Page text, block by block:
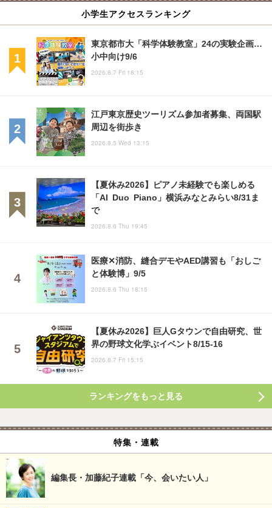
小学生アクセスランキング
東京都市大「科学体験教室」24の実験企画…
小中向け9/6
2026.8.7 Fri 18:15
江戸東京歴史ツーリズム参加者募集、両国駅
周辺を街歩き
2026.8.5 Wed 13:15
【夏休み2026】ピアノ未経験でも楽しめる
「AI Duo Piano」横浜みなとみらい8/31ま
で
2026.8.6 Thu 19:45
医療✕消防、縫合デモやAED講習も「おしご
と体験博」9/5
2026.8.6 Thu 18:15
【夏休み2026】巨人Gタウンで自由研究、世
界の野球文化学ぶイベント8/15-16
2026.8.7 Fri 15:15
ランキングをもっと見る
特集・連載
編集長・加藤紀子連載「今、会いたい人」